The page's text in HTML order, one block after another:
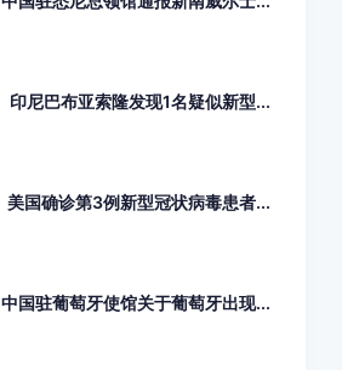
印尼巴布亚索隆发现1名疑似新型...
美国确诊第3例新型冠状病毒患者...
中国驻葡萄牙使馆关于葡萄牙出现...